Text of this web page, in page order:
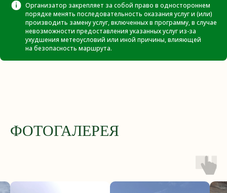
Организатор закрепляет за собой право в одностороннем
порядке менять последовательность оказания услуг и (или)
производить замену услуг, включенных в программу, в случае
невозможности предоставления указанных услуг из-за
ухудшения метеоусловий или иной причины, влияющей
на безопасность маршрута.
ФОТОГАЛЕРЕЯ